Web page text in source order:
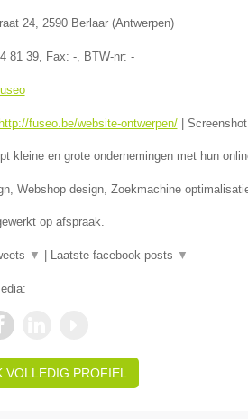
24, 2590 Berlaar(Antwerpen)
81 39, Fax: -, BTW-nr: -
http://fuseo.be/website-ontwerpen/| Screenshot
kleine en grote ondernemingen met hun
Webshop design, Zoekmachine
op afspraak.
▼ Laatste facebook posts ▼
VOLLEDIG PROFIEL